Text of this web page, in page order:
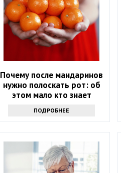
Почему после мандаринов
нужно полоскать рот: об
этом мало кто знает
ПОДРОБНЕЕ